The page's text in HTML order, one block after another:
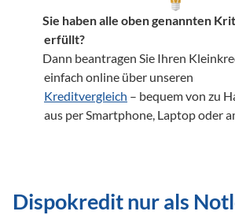
Sie haben alle oben genannten
erfüllt?
Dann beantragen Sie Ihren
Kreditvergleich – bequem von zu
aus per Smartphone, Laptop oder
Dispokredit nur als